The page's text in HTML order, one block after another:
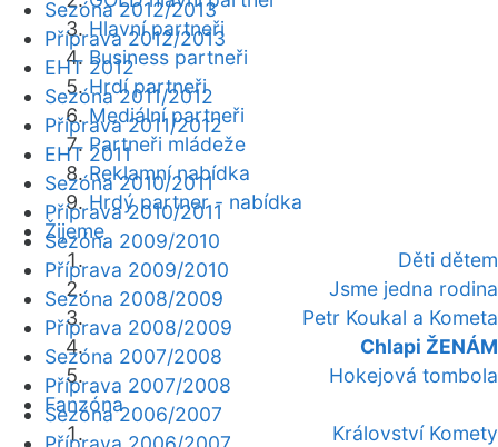
Hlavní partneři
Business partneři
Hrdí partneři
Mediální partneři
Partneři mládeže
Reklamní nabídka
Hrdý partner - nabídka
Žijeme
Děti dětem
Jsme jedna rodina
Petr Koukal a Kometa
Chlapi ŽENÁM
Hokejová tombola
Fanzóna
Království Komety
Sezóna 2012/2013
Příprava 2012/2013
EHT 2012
Sezóna 2011/2012
Příprava 2011/2012
EHT 2011
Sezóna 2010/2011
Příprava 2010/2011
Sezóna 2009/2010
Příprava 2009/2010
Sezóna 2008/2009
Příprava 2008/2009
Sezóna 2007/2008
Příprava 2007/2008
Sezóna 2006/2007